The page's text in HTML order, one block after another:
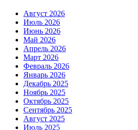
Август 2026
Июль 2026
Июнь 2026
Май 2026
Апрель 2026
Март 2026
Февраль 2026
Январь 2026
Декабрь 2025
Ноябрь 2025
Октябрь 2025
Сентябрь 2025
Август 2025
Июль 2025